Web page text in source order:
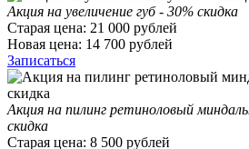
Акция на увеличение губ - 30% скидка
Старая цена: 21 000 рублей
Новая цена: 14 700 рублей
Записаться
Акция на пилинг ретиноловый
скидка
Старая цена: 8 500 рублей